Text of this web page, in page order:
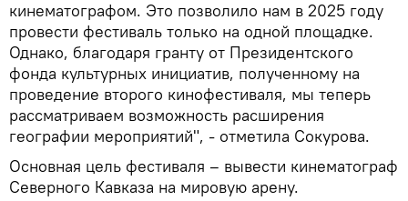
кинематографом. Это позволило нам в 2025 году
провести фестиваль только на одной площадке.
Однако, благодаря гранту от Президентского
фонда культурных инициатив, полученному на
проведение второго кинофестиваля, мы теперь
рассматриваем возможность расширения
географии мероприятий", - отметила Сокурова.
Основная цель фестиваля – вывести кинематограф
Северного Кавказа на мировую арену.